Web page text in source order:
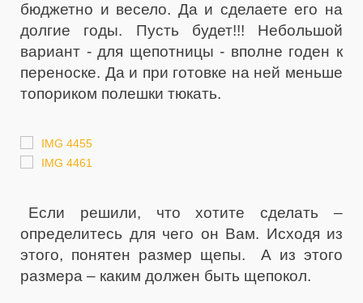
бюджетно и весело. Да и сделаете его на
долгие годы. Пусть будет!!! Небольшой
вариант - для щепотницы - вполне годен к
переноске. Да и при готовке на ней меньше
топориком полешки тюкать.
Если решили, что хотите сделать –
определитесь для чего он Вам. Исходя из
этого, понятен размер щепы. А из этого
размера – каким должен быть щепокол.